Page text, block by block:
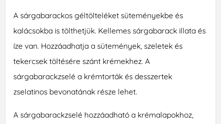
A sárgabarackos géltölteléket süteményekbe és
kalácsokba is tölthetjük. Kellemes sárgabarack illata és
íze van. Hozzáadhatja a sütemények, szeletek és
tekercsek töltésére szánt krémekhez. A
sárgabarackzselé a krémtorták és desszertek
zselatinos bevonatának része lehet.
A sárgabarackzselé hozzáadható a krémalapokhoz,